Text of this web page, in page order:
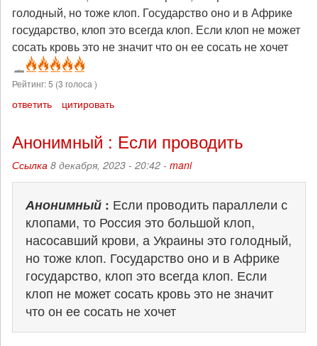
голодный, но тоже клоп. Государство оно и в Африке
государство, клоп это всегда клоп. Если клоп не может
сосать кровь это не значит что он ее сосать не хочет
Рейтинг:5 (3 голоса )
ответить цитировать
Анонимный : Если проводить
Ссылка 8 декабря, 2023 - 20:42 - mani
Анонимный: Если проводить параллели с
клопами, то Россия это большой клоп,
насосавший крови, а Украины это голодный,
но тоже клоп. Государство оно и в Африке
государство, клоп это всегда клоп. Если
клоп не может сосать кровь это не значит
что он ее сосать не хочет